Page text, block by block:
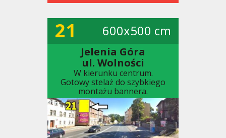
21 600x500 cm
Jelenia Góra
ul. Wolności
W kierunku centrum.
Gotowy stelaż do szybkiego
montażu bannera.